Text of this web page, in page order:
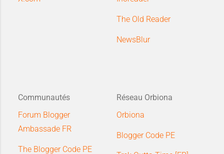
The Old Reader
NewsBlur
Communautés
Forum Blogger
Ambassade FR
The Blogger Code PE
Réseau Orbiona
Orbiona
Blogger Code PE